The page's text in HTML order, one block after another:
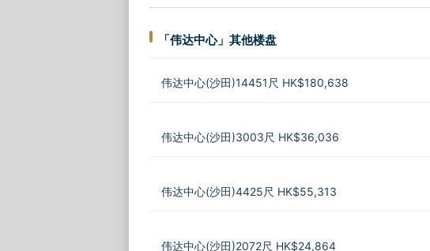
「伟达中心」其他楼盘
伟达中心(沙田)14451尺 HK$180,638
伟达中心(沙田)3003尺 HK$36,036
伟达中心(沙田)4425尺 HK$55,313
伟达中心(沙田)2072尺 HK$24,864